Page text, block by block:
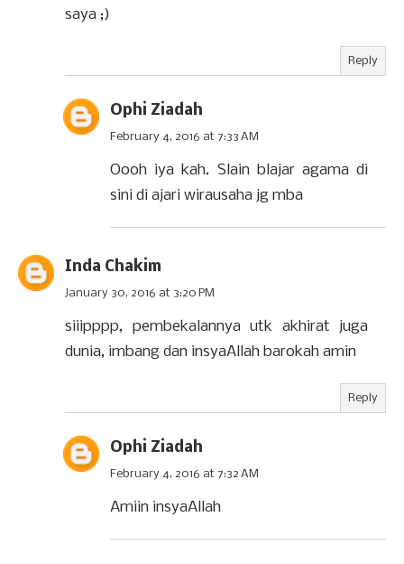
saya ;)
Reply
Ophi Ziadah
February 4, 2016 at 7:33 AM
Oooh iya kah. Slain blajar agama di
sini di ajari wirausaha jg mba
Inda Chakim
January 30, 2016 at 3:20 PM
siiipppp, pembekalannya utk akhirat juga
dunia, imbang dan insyaAllah barokah amin
Reply
Ophi Ziadah
February 4, 2016 at 7:32 AM
Amiin insyaAllah